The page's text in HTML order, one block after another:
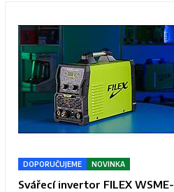
DOPORUČUJEME NOVINKA
Svářecí invertor FILEX WSME-